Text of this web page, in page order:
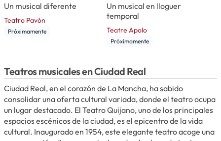
Un musical diferente
Teatro Pavón
Próximamente
Un musical en lloguer
temporal
Teatre Apolo
Próximamente
Teatros musicales en Ciudad Real
Ciudad Real, en el corazón de La Mancha, ha sabido
consolidar una oferta cultural variada, donde el teatro ocupa
un lugar destacado. El Teatro Quijano, uno de los principales
espacios escénicos de la ciudad, es el epicentro de la vida
cultural. Inaugurado en 1954, este elegante teatro acoge una